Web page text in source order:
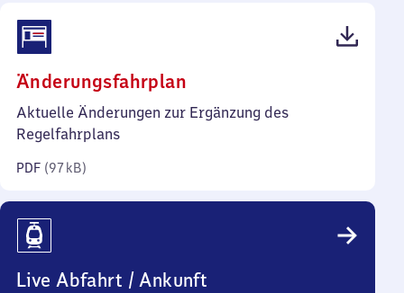
Änderungsfahrplan
97
Aktuelle Änderungen zur Ergänzung des
Regelfahrplans
PDF (97 kB)
Live Abfahrt / Ankunft